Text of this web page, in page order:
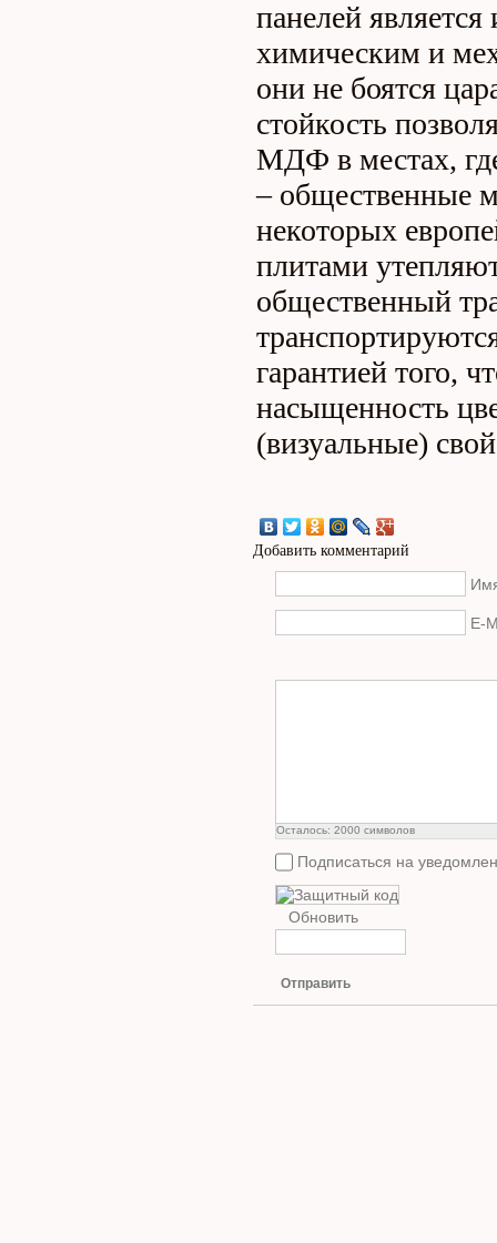
панелей
химическим и
они не боятся
стойкость
МДФ в местах,
– общественные
некоторых
плитами
общественный
гарантией того,
насыщенность
(визуальные)
Добавить комментарий
E-
Осталось: 2000 символов
Подписаться на
Обновить
Отправить